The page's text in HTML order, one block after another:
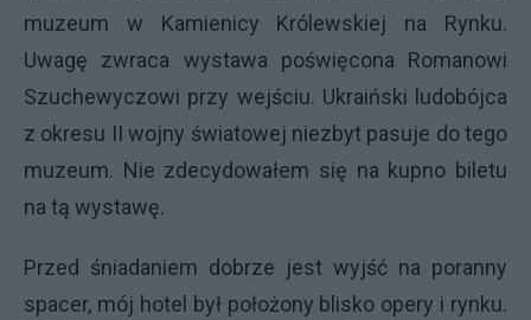
muzeum w Kamienicy Królewskiej na Rynku.
Uwagę zwraca wystawa poświęcona Romanowi
Szuchewyczowi przy wejściu. Ukraiński ludobójca
z okresu II wojny światowej niezbyt pasuje do tego
muzeum. Nie zdecydowałem się na kupno biletu
na tą wystawę.
Przed śniadaniem dobrze jest wyjść na poranny
spacer, mój hotel był położony blisko opery i rynku.